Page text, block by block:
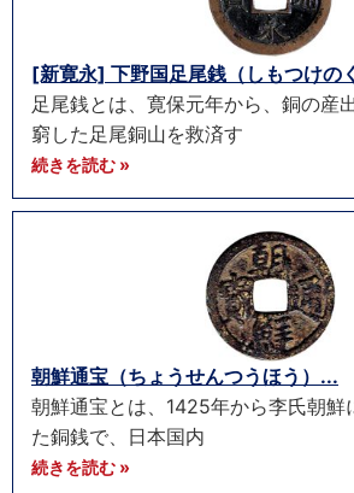
[新寛永] 下野国足尾銭（しもつけの
足尾銭とは、寛保元年から、銅の産
窮した足尾銅山を救済す
続きを読む »
朝鮮通宝（ちょうせんつうほう）...
朝鮮通宝とは、1425年から李氏朝鮮
た銅銭で、日本国内
続きを読む »